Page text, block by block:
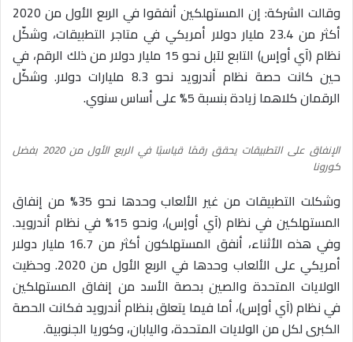
وقالت الشركة: إن المستهلكين أنفقوا في الربع الأول من 2020
أكثر من 23.4 مليار دولار أمريكي في متاجر التطبيقات، وشكّل
نظام (آي أوإس) التابع لآبل نحو 15 مليار دولار من ذلك الرقم، في
حين كانت حصة نظام أندرويد نحو 8.3 مليارات دولار. وشكّل
الرقمان كلاهما زيادة بنسبة 5% على أساس سنوي.
الإنفاق على التطبيقات يحقق رقمًا قياسيًا في الربع الأول من 2020 بفضل
كورونا
وشكلت التطبيقات من غير الألعاب وحدها نحو 35% من إنفاق
المستهلكين في نظام (آي أوإس)، ونحو 15% في نظام أندرويد.
وفي هذه الأثناء، أنفق المستهلكون أكثر من 16.7 مليار دولار
أمريكي على الألعاب وحدها في الربع الأول من 2020. وحظيت
الولايات المتحدة والصين بحصة الأسد من إنفاق المستهلكين
في نظام (آي أوإس)، أما فيما يتعلق بنظام أندرويد فكانت الحصة
الكبرى لكل من الولايات المتحدة، واليابان، وكوريا الجنوبية.